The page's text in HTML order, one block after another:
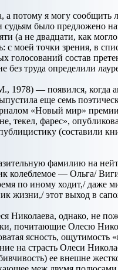
потому я могу сообщить
было предложено
(а не двадцати, как
с моей точки зрения, в
голосований состав
без труда определили
— появился, когда
еще семь
«Новый мир»
текел, фарес»,
(составили
фамилию на
колеблемое — Ольга/
по иному ходит,/
жизни,/ этот выход в
Николаева, однако, не
почитающие Олесю
ясность, ощутимость
на страсть Олеси
ее внешне